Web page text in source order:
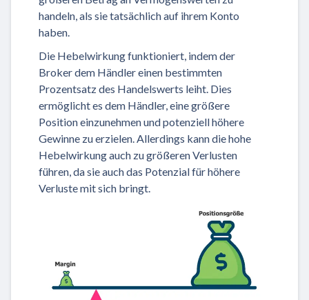
handeln, als sie tatsächlich auf ihrem Konto
haben.
Die Hebelwirkung funktioniert, indem der
Broker dem Händler einen bestimmten
Prozentsatz des Handelswerts leiht. Dies
ermöglicht es dem Händler, eine größere
Position einzunehmen und potenziell höhere
Gewinne zu erzielen. Allerdings kann die hohe
Hebelwirkung auch zu größeren Verlusten
führen, da sie auch das Potenzial für höhere
Verluste mit sich bringt.